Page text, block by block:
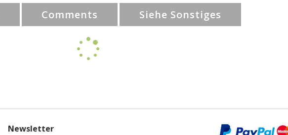
Comments Siehe Sonstiges
Newsletter